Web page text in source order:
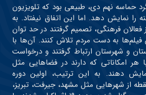
سالگرد حماسه نهم دی، طبیعی بود که تلویزیون
را نمایش دهد. اما این اتفاق نیفتاد. به
فرهنگی، تصمیم گرفتند در حد توان
فیلم‌ها به دست مردم تلاش کنند. آن‌ها با
و شهرستان ارتباط گرفتند و درخواست
هر امکاناتی که دارند در فضاهایی مثل
دهند. به این ترتیب، اولین دوره
در حدود ۳۰ نقطه از شهرهایی مثل مشهد، جیرفت، تبریز،